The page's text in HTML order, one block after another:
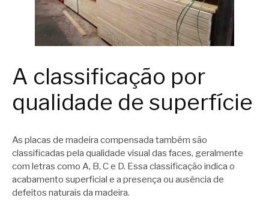
A classificação por
qualidade de superfície
As placas de madeira compensada também são
classificadas pela qualidade visual das faces, geralmente
com letras como A, B, C e D. Essa classificação indica o
acabamento superficial e a presença ou ausência de
defeitos naturais da madeira.